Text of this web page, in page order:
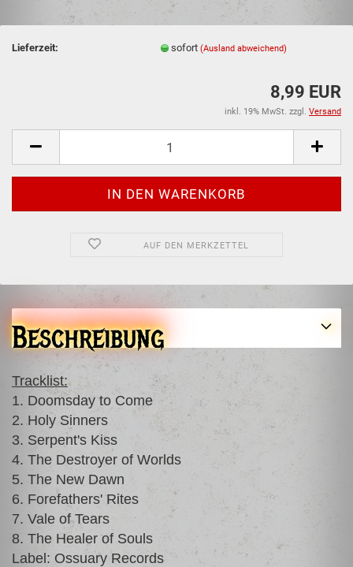
Lieferzeit: sofort(Ausland abweichend)
8,99 EUR
inkl. 19% MwSt. zzgl. Versand
AUF DEN MERKZETTEL
Beschreibung
Tracklist:
1. Doomsday to Come
2. Holy Sinners
3. Serpent's Kiss
4. The Destroyer of Worlds
5. The New Dawn
6. Forefathers' Rites
7. Vale of Tears
8. The Healer of Souls
Label: Ossuary Records